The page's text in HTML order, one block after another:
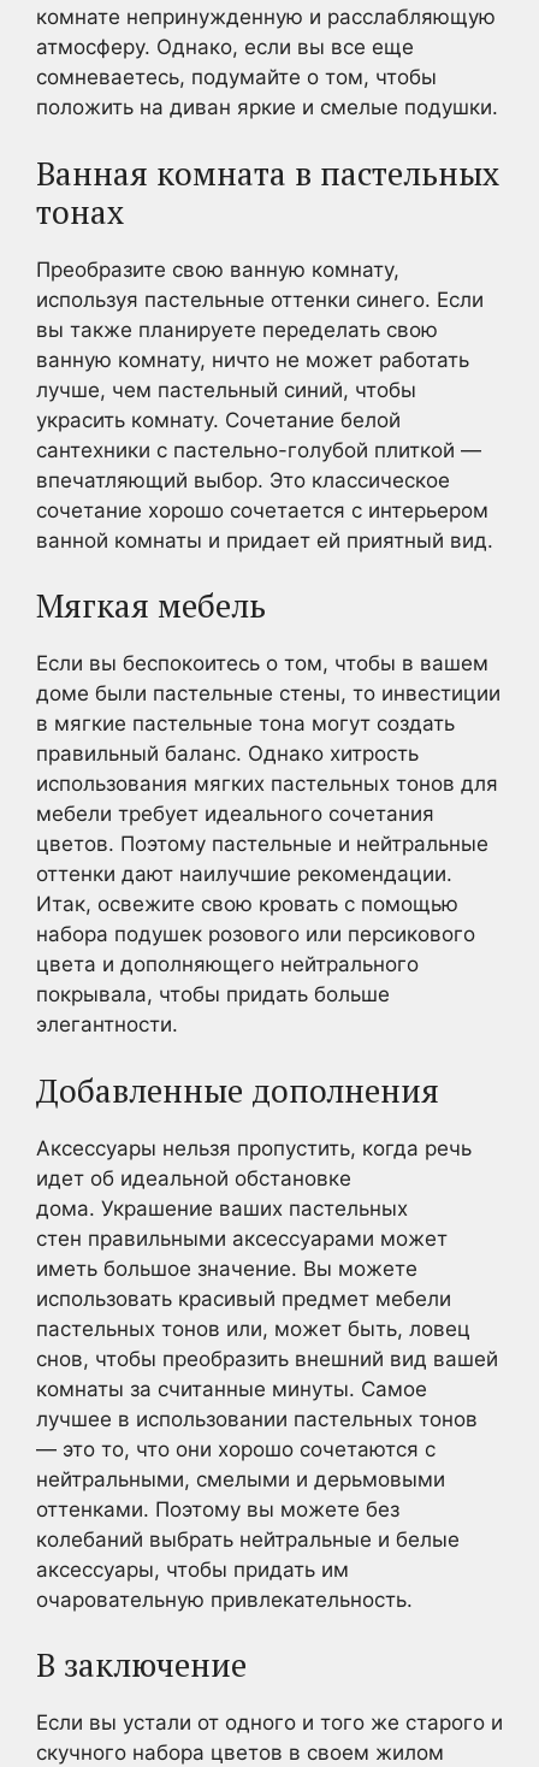
комнате непринужденную и расслабляющую
атмосферу. Однако, если вы все еще
сомневаетесь, подумайте о том, чтобы
положить на диван яркие и смелые подушки.
Ванная комната в пастельных
тонах
Преобразите свою ванную комнату,
используя пастельные оттенки синего. Если
вы также планируете переделать свою
ванную комнату, ничто не может работать
лучше, чем пастельный синий, чтобы
украсить комнату. Сочетание белой
сантехники с пастельно-голубой плиткой —
впечатляющий выбор. Это классическое
сочетание хорошо сочетается с интерьером
ванной комнаты и придает ей приятный вид.
Мягкая мебель
Если вы беспокоитесь о том, чтобы в вашем
доме были пастельные стены, то инвестиции
в мягкие пастельные тона могут создать
правильный баланс. Однако хитрость
использования мягких пастельных тонов для
мебели требует идеального сочетания
цветов. Поэтому пастельные и нейтральные
оттенки дают наилучшие рекомендации.
Итак, освежите свою кровать с помощью
набора подушек розового или персикового
цвета и дополняющего нейтрального
покрывала, чтобы придать больше
элегантности.
Добавленные дополнения
Аксессуары нельзя пропустить, когда речь
идет об идеальной обстановке
дома. Украшение ваших пастельных
стен правильными аксессуарами может
иметь большое значение. Вы можете
использовать красивый предмет мебели
пастельных тонов или, может быть, ловец
снов, чтобы преобразить внешний вид вашей
комнаты за считанные минуты. Самое
лучшее в использовании пастельных тонов
— это то, что они хорошо сочетаются с
нейтральными, смелыми и дерьмовыми
оттенками. Поэтому вы можете без
колебаний выбрать нейтральные и белые
аксессуары, чтобы придать им
очаровательную привлекательность.
В заключение
Если вы устали от одного и того же старого и
скучного набора цветов в своем жилом